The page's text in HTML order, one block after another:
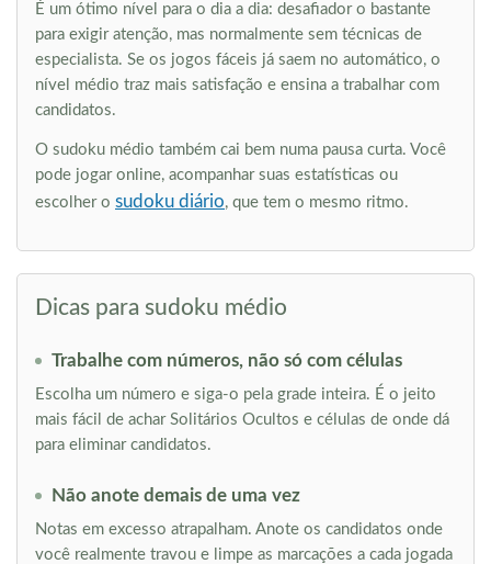
É um ótimo nível para o dia a dia: desafiador o bastante
para exigir atenção, mas normalmente sem técnicas de
especialista. Se os jogos fáceis já saem no automático, o
nível médio traz mais satisfação e ensina a trabalhar com
candidatos.
O sudoku médio também cai bem numa pausa curta. Você
pode jogar online, acompanhar suas estatísticas ou
escolher o sudoku diário, que tem o mesmo ritmo.
Dicas para sudoku médio
Trabalhe com números, não só com células
Escolha um número e siga-o pela grade inteira. É o jeito
mais fácil de achar Solitários Ocultos e células de onde dá
para eliminar candidatos.
Não anote demais de uma vez
Notas em excesso atrapalham. Anote os candidatos onde
você realmente travou e limpe as marcações a cada jogada